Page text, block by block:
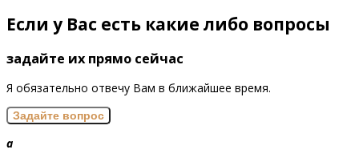
Если у Вас есть какие либо вопросы
задайте их прямо сейчас
Я обязательно отвечу Вам в ближайшее время.
a